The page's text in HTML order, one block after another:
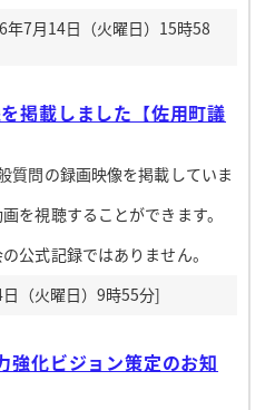
7月14日（火曜日）15時58
掲載しました【佐用町議
質問の録画映像を掲載していま
を視聴することができます。
公式記録ではありません。
（火曜日）9時55分]
強化ビジョン策定のお知